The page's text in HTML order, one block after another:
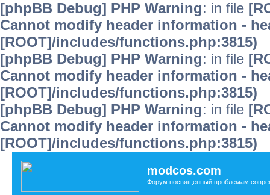
[phpBB Debug] PHP Warning: in file
Cannot modify header information -
[ROOT]/includes/functions.php:3815)
[phpBB Debug] PHP Warning: in file
Cannot modify header information -
[ROOT]/includes/functions.php:3815)
[phpBB Debug] PHP Warning: in file
Cannot modify header information -
[ROOT]/includes/functions.php:3815)
modcos.com
Форум посвященный проблемам